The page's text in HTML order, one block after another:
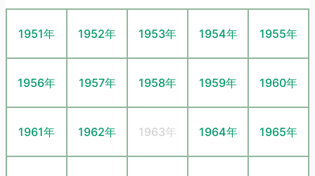
1951年 1952年 1953年 1954年 1955年
1956年 1957年 1958年 1959年 1960年
1961年 1962年 1963年 1964年 1965年